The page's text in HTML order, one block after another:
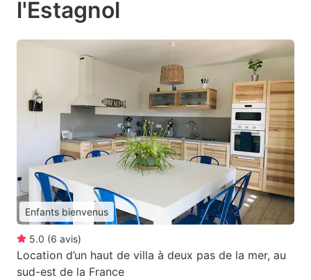
l'Estagnol
Enfants bienvenus
5.0 (6 avis)
Location d’un haut de villa à deux pas de la mer, au
sud-est de la France